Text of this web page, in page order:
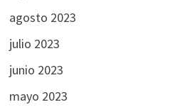
agosto 2023
julio 2023
junio 2023
mayo 2023